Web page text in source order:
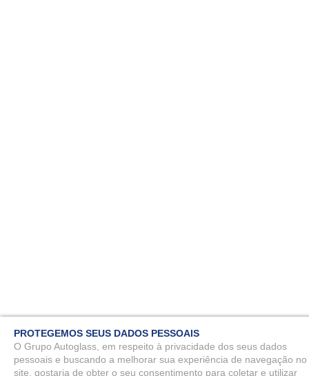
PROTEGEMOS SEUS DADOS PESSOAIS
O Grupo Autoglass, em respeito à privacidade dos seus dados
pessoais e buscando a melhorar sua experiência de navegação no
site, gostaria de obter o seu consentimento para coletar e utilizar